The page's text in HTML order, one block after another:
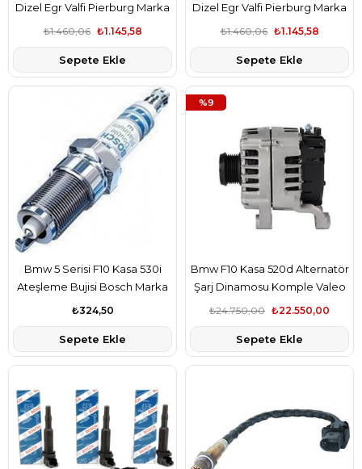
Dizel Egr Valfi Pierburg Marka
11747810831₺1.145,58
₺1.460,06
Sepete Ekle
Dizel Egr Valfi Pierburg Marka
11747810831₺1.145,58
₺1.460,06
Sepete Ekle
Bmw 5 Serisi F10 Kasa 530i
Ateşleme Bujisi Bosch Marka
12120037663
₺324,50
Sepete Ekle
Bmw F10 Kasa 520d Alternatör
Şarj Dinamosu Komple Valeo
Marka 12318509024
₺22.550,00
₺24.750,00
Sepete Ekle
%9